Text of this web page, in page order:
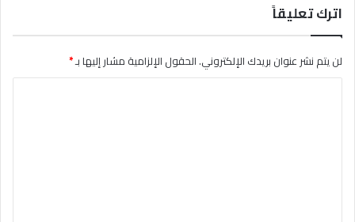
اترك تعليقاً
لن يتم نشر عنوان بريدك الإلكتروني.الحقول الإلزامية مشار إليها بـ*